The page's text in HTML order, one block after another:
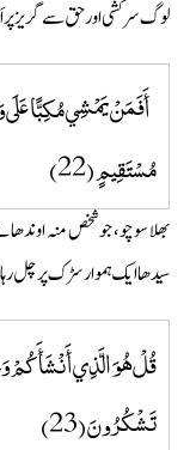
لوگ سرکشی اور حق سے گریز
أَفَمَنْ يَمْشِي مُكِبًّا
مُسْتَقِيمٍ (22)
بھلا سوچو، جو شخص منہ
سیدھا ایک ہموار سڑک پر چل
قُلْ هُوَ الَّذِي أَنْشَأَكُمْ
تَشْكُرُونَ (23)